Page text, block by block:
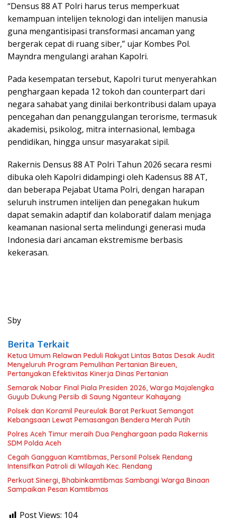
“Densus 88 AT Polri harus terus memperkuat
kemampuan intelijen teknologi dan intelijen manusia
guna mengantisipasi transformasi ancaman yang
bergerak cepat di ruang siber,” ujar Kombes Pol.
Mayndra mengulangi arahan Kapolri.
Pada kesempatan tersebut, Kapolri turut menyerahkan
penghargaan kepada 12 tokoh dan counterpart dari
negara sahabat yang dinilai berkontribusi dalam upaya
pencegahan dan penanggulangan terorisme, termasuk
akademisi, psikolog, mitra internasional, lembaga
pendidikan, hingga unsur masyarakat sipil.
Rakernis Densus 88 AT Polri Tahun 2026 secara resmi
dibuka oleh Kapolri didampingi oleh Kadensus 88 AT,
dan beberapa Pejabat Utama Polri, dengan harapan
seluruh instrumen intelijen dan penegakan hukum
dapat semakin adaptif dan kolaboratif dalam menjaga
keamanan nasional serta melindungi generasi muda
Indonesia dari ancaman ekstremisme berbasis
kekerasan.
Sby
Berita Terkait
Ketua Umum Relawan Peduli Rakyat Lintas Batas Desak Audit
Menyeluruh Program Pemulihan Pertanian Bireuen,
Pertanyakan Efektivitas Kinerja Dinas Pertanian
Semarak Nobar Final Piala Presiden 2026, Warga Majalengka
Guyub Dukung Persib di Saung Nganteur Kahayang
Polsek dan Koramil Peureulak Barat Perkuat Semangat
Kebangsaan Lewat Pemasangan Bendera Merah Putih
Polres Aceh Timur meraih Dua Penghargaan pada Rakernis
SDM Polda Aceh
Cegah Gangguan Kamtibmas, Personil Polsek Rendang
Intensifkan Patroli di Wilayah Kec. Rendang
Perkuat Sinergi, Bhabinkamtibmas Sambangi Warga Binaan
Sampaikan Pesan Kamtibmas
Post Views: 104